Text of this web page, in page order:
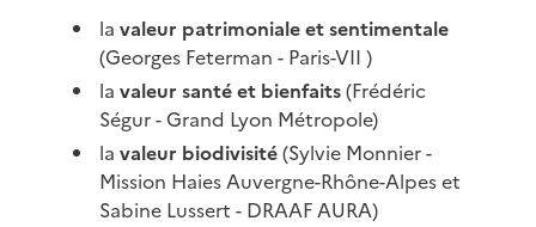
lavaleur patrimoniale et sentimentale
(Georges Feterman - Paris-VII )
lavaleur santé et bienfaits(Frédéric
Ségur - Grand Lyon Métropole)
lavaleur biodivisité(Sylvie Monnier -
Mission Haies Auvergne-Rhône-Alpes et
Sabine Lussert - DRAAF AURA)